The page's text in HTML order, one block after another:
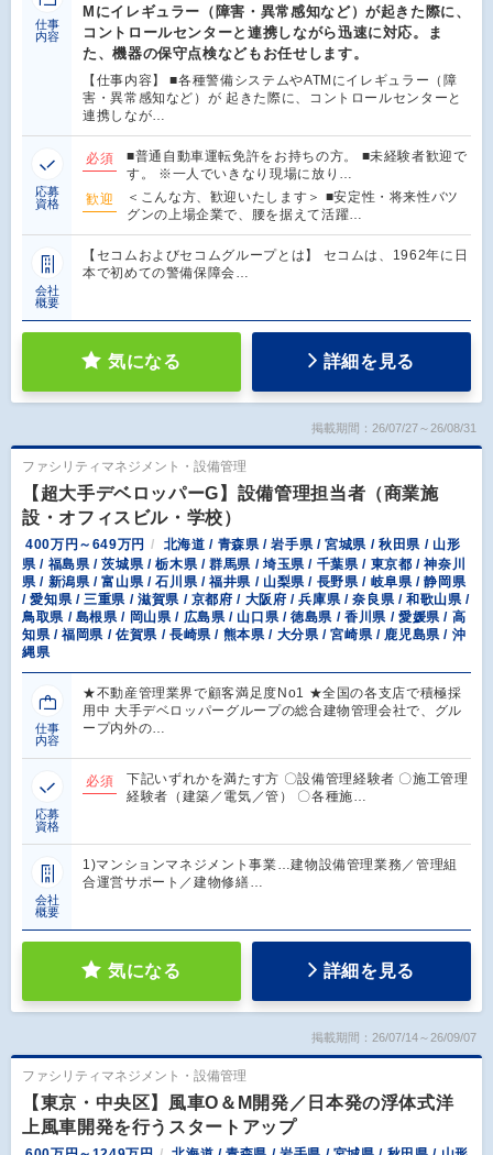
仕事
内容
Mにイレギュラー（障害・異常感知など）が起きた際に、
コントロールセンターと連携しながら迅速に対応。ま
た、機器の保守点検などもお任せします。
【仕事内容】 ■各種警備システムやATMにイレギュラー（障
害・異常感知など）が 起きた際に、コントロールセンターと
連携しなが…
応募
資格
必須
■普通自動車運転免許をお持ちの方。 ■未経験者歓迎で
す。 ※一人でいきなり現場に放り…
歓迎
＜こんな方、歓迎いたします＞ ■安定性・将来性バツ
グンの上場企業で、腰を据えて活躍…
会社
概要
【セコムおよびセコムグループとは】 セコムは、1962年に日
本で初めての警備保障会…
気になる 詳細を見る
掲載期間：26/07/27～26/08/31
ファシリティマネジメント・設備管理
【超大手デベロッパーG】設備管理担当者（商業施
設・オフィスビル・学校）
400万円～649万円
北海道 / 青森県 / 岩手県 / 宮城県 / 秋田県 / 山形
県 / 福島県 / 茨城県 / 栃木県 / 群馬県 / 埼玉県 / 千葉県 / 東京都 / 神奈川
県 / 新潟県 / 富山県 / 石川県 / 福井県 / 山梨県 / 長野県 / 岐阜県 / 静岡県
/ 愛知県 / 三重県 / 滋賀県 / 京都府 / 大阪府 / 兵庫県 / 奈良県 / 和歌山県 /
鳥取県 / 島根県 / 岡山県 / 広島県 / 山口県 / 徳島県 / 香川県 / 愛媛県 / 高
知県 / 福岡県 / 佐賀県 / 長崎県 / 熊本県 / 大分県 / 宮崎県 / 鹿児島県 / 沖
縄県
仕事
内容
★不動産管理業界で顧客満足度No1 ★全国の各支店で積極採
用中 大手デベロッパーグループの総合建物管理会社で、グル
ープ内外の…
応募
資格
必須
下記いずれかを満たす方 〇設備管理経験者 〇施工管理
経験者（建築／電気／管） 〇各種施…
会社
概要
1)マンションマネジメント事業…建物設備管理業務／管理組
合運営サポート／建物修繕…
気になる 詳細を見る
掲載期間：26/07/14～26/09/07
ファシリティマネジメント・設備管理
【東京・中央区】風車O＆M開発／日本発の浮体式洋
上風車開発を行うスタートアップ